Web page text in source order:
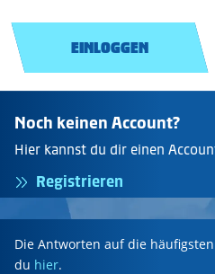
EINLOGGEN
Noch keinen Account?
Hier kannst du dir einen
Registrieren
Die Antworten auf die
du hier.